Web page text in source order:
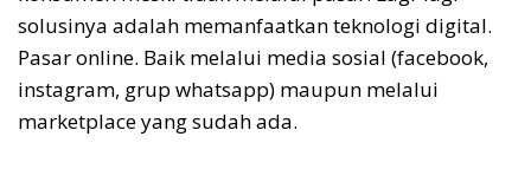
solusinya adalah memanfaatkan teknologi digital.
Pasar online. Baik melalui media sosial (facebook,
instagram, grup whatsapp) maupun melalui
marketplace yang sudah ada.